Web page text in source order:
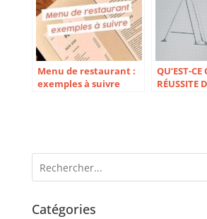
Menu de restaurant :
exemples à suivre
QU’EST-
RÉUSSITE
Catégories